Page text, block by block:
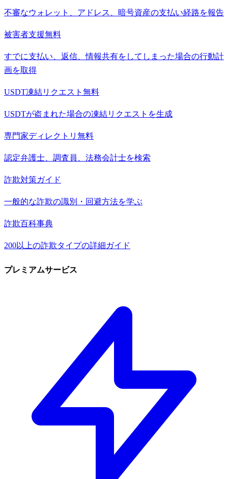
不審なウォレット、アドレス、暗号資産の支払い経路を報告
被害者支援無料
すでに支払い、返信、情報共有をしてしまった場合の行動計
画を取得
USDT凍結リクエスト 無料
USDTが盗まれた場合の凍結リクエストを生成
専門家ディレクトリ 無料
認定弁護士、調査員、法務会計士を検索
詐欺対策ガイド
一般的な詐欺の識別・回避方法を学ぶ
詐欺百科事典
200以上の詐欺タイプの詳細ガイド
プレミアムサービス